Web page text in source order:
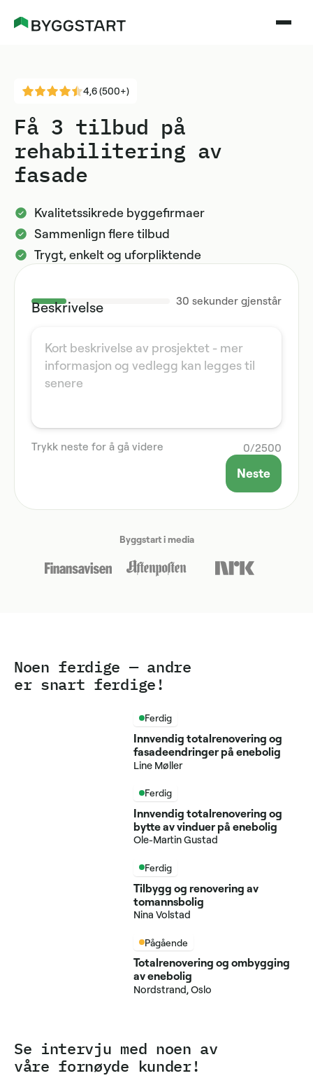
4,6 (500+)
Få 3 tilbud på
rehabilitering av
fasade
Kvalitetssikrede byggefirmaer
Sammenlign flere tilbud
Trygt, enkelt og uforpliktende
30 sekunder gjenstår
Beskrivelse
0/2500
Trykk neste for å gå videre
Neste
Byggstart i media
Noen ferdige — andre
er snart ferdige!
Ferdig
Innvendig totalrenovering og
fasadeendringer på enebolig
Line Møller
Ferdig
Innvendig totalrenovering og
bytte av vinduer på enebolig
Ole-Martin Gustad
Ferdig
Tilbygg og renovering av
tomannsbolig
Nina Volstad
Pågående
Totalrenovering og ombygging
av enebolig
Nordstrand, Oslo
Se intervju med noen av
våre fornøyde kunder!